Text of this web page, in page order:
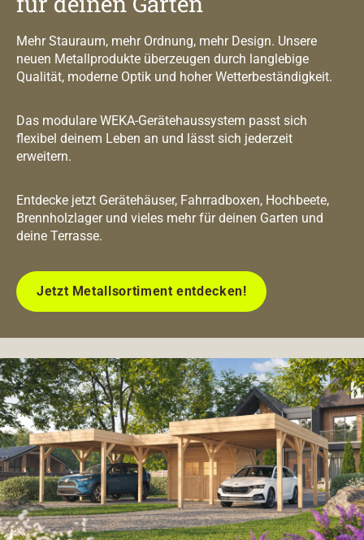
Mehr Stauraum, mehr Ordnung, mehr Design. Unsere
neuen Metallprodukte überzeugen durch langlebige
Qualität, moderne Optik und hoher Wetterbeständigkeit.
Das modulare WEKA-Gerätehaussystem passt sich
flexibel deinem Leben an und lässt sich jederzeit
erweitern.
Entdecke jetzt Gerätehäuser, Fahrradboxen, Hochbeete,
Brennholzlager und vieles mehr für deinen Garten und
deine Terrasse.
Jetzt Metallsortiment entdecken!